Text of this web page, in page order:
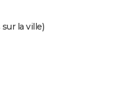
la ville)